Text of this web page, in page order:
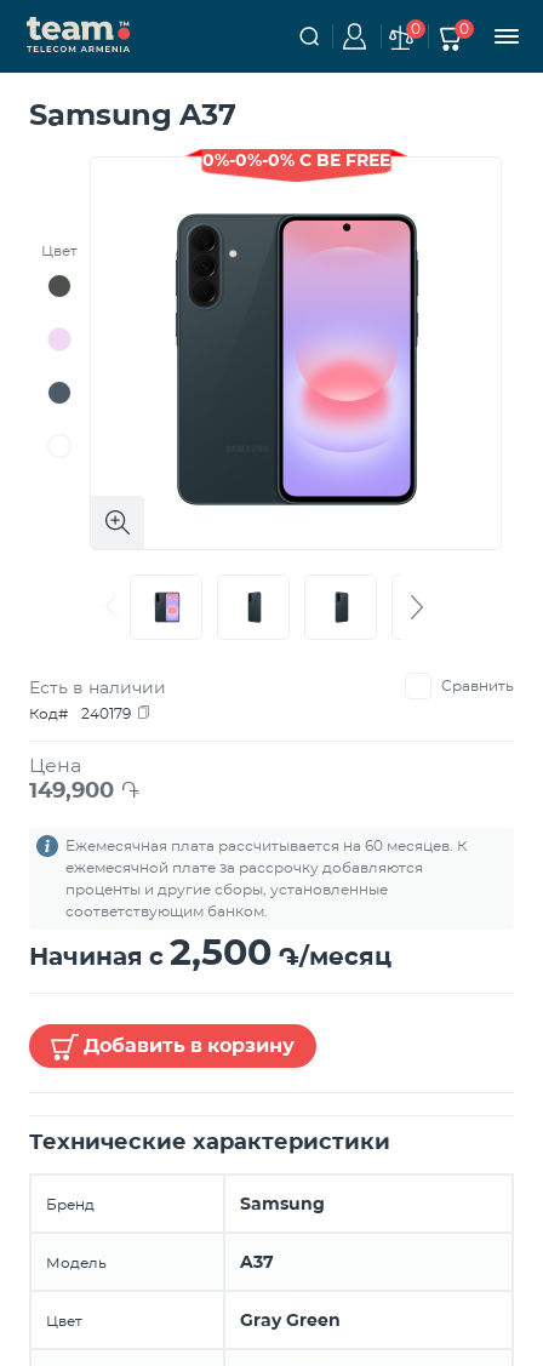
0 0
Samsung A37
Цвет
0%-0%-0% С BE FREE
Есть в наличии
Сравнить
Код#
240179
Цена
149,900 ֏
Ежемесячная плата рассчитывается на 60 месяцев. К
ежемесячной плате за рассрочку добавляются
проценты и другие сборы, установленные
соответствующим банком.
Начиная с 2,500 ֏/месяц
Добавить в корзину
Технические характеристики
Бренд Samsung
Модель A37
Цвет Gray Green